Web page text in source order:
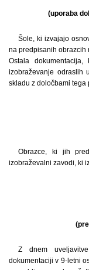
(uporaba
Šole, ki izvajajo
na predpisanih obrazcih
Ostala
izobraževanje odraslih
skladu z določbami tega
Obrazce, ki jih
izobraževalni zavodi, ki
Z dnem
dokumentaciji v 9-letni